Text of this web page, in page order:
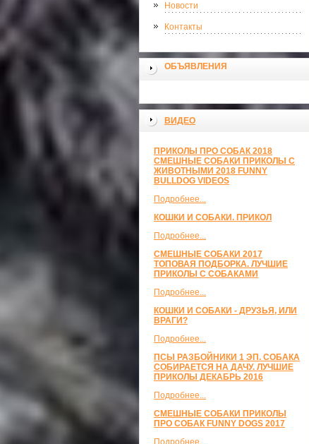
Новости
Контакты
ОБЪЯВЛЕНИЯ
ВИДЕО
ПРИКОЛЫ ПРО СОБАК 2018
СМЕШНЫЕ СОБАКИ ПРИКОЛЫ С
ЖИВОТНЫМИ 2018 FUNNY
BULLDOG VIDEOS
Подробнее...
КОШКИ И СОБАКИ. ПРИКОЛ
Подробнее...
СМЕШНЫЕ СОБАКИ 2017
ТОПОВАЯ ПОДБОРКА. ЛУЧШИЕ
ПРИКОЛЫ С СОБАКАМИ
Подробнее...
КОШКИ И СОБАКИ - ДРУЗЬЯ, ИЛИ
ВРАГИ?
Подробнее...
ПСЫ РАЗБОЙНИКИ 1 ЭП. СОБАКА
СОБИРАЕТСЯ НА ДАЧУ. ЛУЧШИЕ
ПРИКОЛЫ ДЕКАБРЬ 2016
Подробнее...
СМЕШНЫЕ СОБАКИ ПРИКОЛЫ
ПРО СОБАК FUNNY DOGS 2017
Подробнее...